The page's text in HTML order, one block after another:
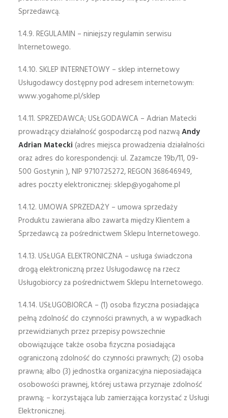
Sprzedawcą.
1.4.9. REGULAMIN – niniejszy regulamin serwisu
Internetowego.
1.4.10. SKLEP INTERNETOWY – sklep internetowy
Usługodawcy dostępny pod adresem internetowym:
www.yogahome.pl/sklep
1.4.11. SPRZEDAWCA; USŁGODAWCA – Adrian Matecki
prowadzący działalność gospodarczą pod nazwąAndy
Adrian Matecki (adres miejsca prowadzenia działalności
oraz adres do korespondencji: ul. Zazamcze 19b/11, 09-
500 Gostynin ), NIP 9710725272, REGON 368646949,
adres poczty elektronicznej: sklep@yogahome.pl
1.4.12. UMOWA SPRZEDAŻY – umowa sprzedaży
Produktu zawierana albo zawarta między Klientem a
Sprzedawcą za pośrednictwem Sklepu Internetowego.
1.4.13. USŁUGA ELEKTRONICZNA – usługa świadczona
drogą elektroniczną przez Usługodawcę na rzecz
Usługobiorcy za pośrednictwem Sklepu Internetowego.
1.4.14. USŁUGOBIORCA – (1) osoba fizyczna posiadająca
pełną zdolność do czynności prawnych, a w wypadkach
przewidzianych przez przepisy powszechnie
obowiązujące także osoba fizyczna posiadająca
ograniczoną zdolność do czynności prawnych; (2) osoba
prawna; albo (3) jednostka organizacyjna nieposiadająca
osobowości prawnej, której ustawa przyznaje zdolność
prawną; – korzystająca lub zamierzająca korzystać z Usługi
Elektronicznej.